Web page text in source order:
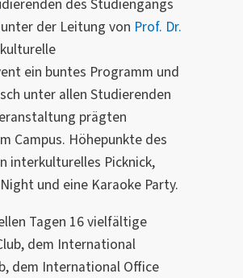
des Studiengangs
der Leitung von Prof. Dr.
ein buntes Programm und
unter allen Studierenden
prägten
Campus. Höhepunkte des
interkulturelles Picknick,
und eine Karaoke Party.
Tagen 16 vielfältige
dem International
dem International Office